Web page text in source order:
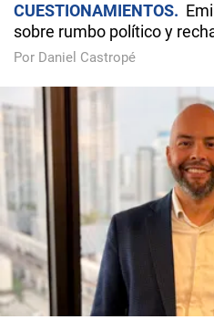
CUESTIONAMIENTOS
sobre rumbo político y
Por Daniel Castropé